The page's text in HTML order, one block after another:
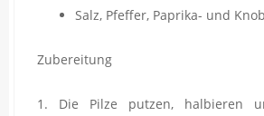
Salz, Pfeffer, Paprika- und
Zubereitung
1. Die Pilze putzen, halbieren